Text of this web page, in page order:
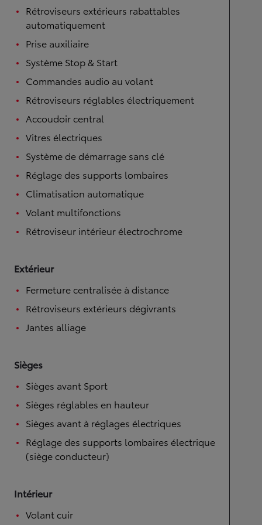
Rétroviseurs extérieurs rabattables
automatiquement
Prise auxiliaire
Système Stop & Start
Commandes audio au volant
Rétroviseurs réglables électriquement
Accoudoir central
Vitres électriques
Système de démarrage sans clé
Réglage des supports lombaires
Climatisation automatique
Volant multifonctions
Rétroviseur intérieur électrochrome
Extérieur
Fermeture centralisée à distance
Rétroviseurs extérieurs dégivrants
Jantes alliage
Sièges
Sièges avant Sport
Sièges réglables en hauteur
Sièges avant à réglages électriques
Réglage des supports lombaires électrique
(siège conducteur)
Intérieur
Volant cuir